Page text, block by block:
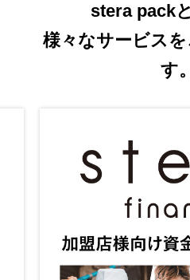
stera pack
様々なサービス
す。